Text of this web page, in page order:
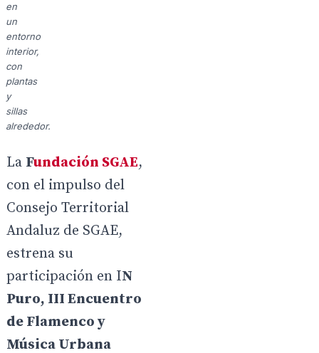
en
un
entorno
interior,
con
plantas
y
sillas
alrededor.
La Fundación SGAE,
con el impulso del
Consejo Territorial
Andaluz de SGAE,
estrena su
participación en IN
Puro, III Encuentro
de Flamenco y
Música Urbana